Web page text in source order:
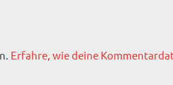
Erfahre, wie deine